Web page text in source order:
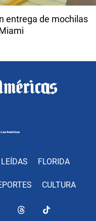
entrega de mochilas
FLORIDA
CULTURA